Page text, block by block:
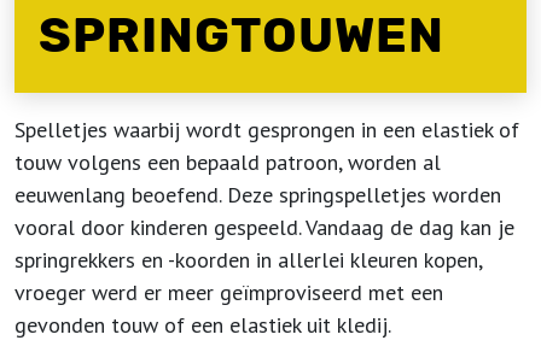
SPRINGTOUWEN
Spelletjes waarbij wordt gesprongen in een elastiek of
touw volgens een bepaald patroon, worden al
eeuwenlang beoefend. Deze springspelletjes worden
vooral door kinderen gespeeld. Vandaag de dag kan je
springrekkers en -koorden in allerlei kleuren kopen,
vroeger werd er meer geïmproviseerd met een
gevonden touw of een elastiek uit kledij.